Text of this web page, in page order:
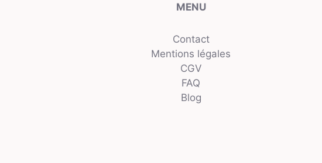
MENU
Contact
Mentions légales
CGV
FAQ
Blog